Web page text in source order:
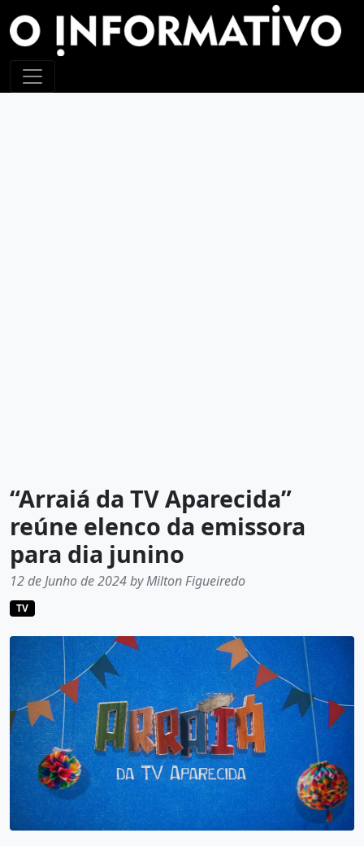
“Arraiá da TV Aparecida”
reúne elenco da emissora
para dia junino
12 de Junho de 2024 by Milton Figueiredo
TV